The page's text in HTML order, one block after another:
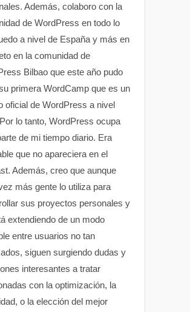
Además, colaboro con la
de WordPress en todo lo
a nivel de España y más en
en la comunidad de
Bilbao que este año pudo
primera WordCamp que es un
oficial de WordPress a nivel
lo tanto, WordPress ocupa
de mi tiempo diario. Era
que no apareciera en el
Además, creo que aunque
más gente lo utiliza para
sus proyectos personales y
extendiendo de un modo
entre usuarios no tan
siguen surgiendo dudas y
interesantes a tratar
con la optimización, la
o la elección del mejor